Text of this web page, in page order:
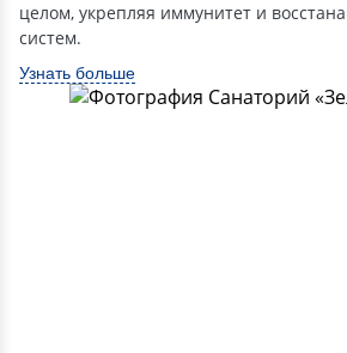
целом, укрепляя иммунитет и
систем.
Узнать больше